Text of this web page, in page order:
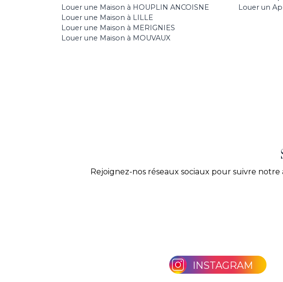
Louer une Maison à HOUPLIN ANCOISNE
Louer une Maison à LILLE
Louer une Maison à MERIGNIES
Louer une Maison à MOUVAUX
Louer un
Rejoignez-nos réseaux sociaux pour suivre
INSTAGRAM